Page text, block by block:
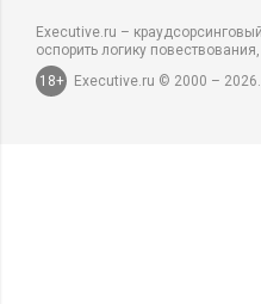
Executive.ru –
оспорить логику
18+
Executive.ru © 2000 – 2026.